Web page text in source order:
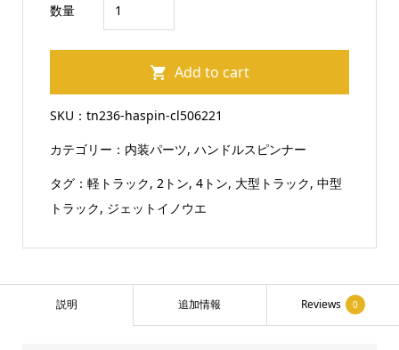
数量
ラ
ッ
ン
ド
ル
ス
ン
Add to cart
SKU： tn236-haspin-cl506221
カテゴリー： 内装パーツ, ハンドルスピンナー
タグ： 軽トラック, 2トン, 4トン, 大型トラック, 中型
トラック, ジェットイノウエ
説明 追加情報 Reviews 0